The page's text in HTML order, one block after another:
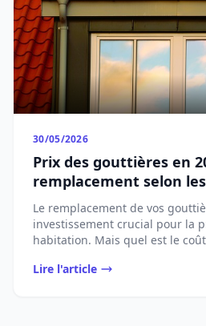
30/05/2026
Prix des gouttières en
remplacement selon
Le remplacement de vos
investissement crucial pour la
habitation. Mais quel est le
Lire l'article